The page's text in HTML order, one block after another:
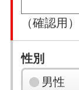
（確認用）
性別
男性